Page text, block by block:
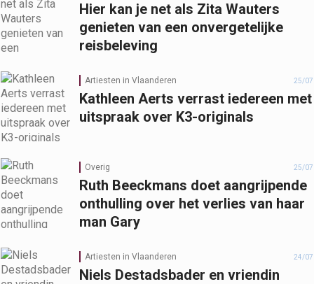
Hier kan je net als Zita Wauters
genieten van een onvergetelijke
reisbeleving
Artiesten in Vlaanderen 25/07
Kathleen Aerts verrast iedereen met
uitspraak over K3-originals
Overig 25/07
Ruth Beeckmans doet aangrijpende
onthulling over het verlies van haar
man Gary
Artiesten in Vlaanderen 24/07
Niels Destadsbader en vriendin